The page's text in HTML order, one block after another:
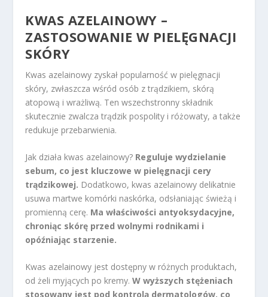
KWAS AZELAINOWY –
ZASTOSOWANIE W PIELĘGNACJI
SKÓRY
Kwas azelainowy zyskał popularność w pielęgnacji
skóry, zwłaszcza wśród osób z trądzikiem, skórą
atopową i wrażliwą. Ten wszechstronny składnik
skutecznie zwalcza trądzik pospolity i różowaty, a także
redukuje przebarwienia.
Jak działa kwas azelainowy? Reguluje wydzielanie
sebum, co jest kluczowe w pielęgnacji cery
trądzikowej. Dodatkowo, kwas azelainowy delikatnie
usuwa martwe komórki naskórka, odsłaniając świeżą i
promienną cerę. Ma właściwości antyoksydacyjne,
chroniąc skórę przed wolnymi rodnikami i
opóźniając starzenie.
Kwas azelainowy jest dostępny w różnych produktach,
od żeli myjących po kremy.W wyższych stężeniach
stosowany jest pod kontrolą dermatologów, co